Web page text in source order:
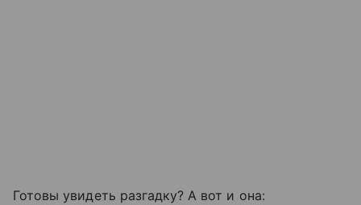
Готовы увидеть разгадку? А вот и она: